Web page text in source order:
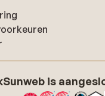
Sunweb is